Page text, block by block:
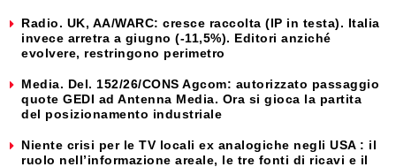
Radio. UK, AA/WARC: cresce raccolta (IP in testa). Italia
invece arretra a giugno (-11,5%). Editori anziché
evolvere, restringono perimetro
Media. Del. 152/26/CONS Agcom: autorizzato passaggio
quote GEDI ad Antenna Media. Ora si gioca la partita
del posizionamento industriale
Niente crisi per le TV locali ex analogiche negli USA : il
ruolo nell’informazione areale, le tre fonti di ricavi e il